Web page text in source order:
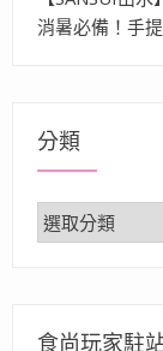
消暑必備！手
分類
分
類
食尚玩家駐